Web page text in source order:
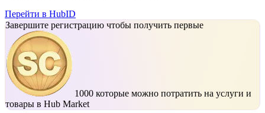
Перейти в HubID
Завершите регистрацию чтобы получить первые
1000 которые можно потратить на услуги и
товары в Hub Market